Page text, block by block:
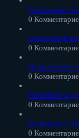
Системные
0
Одиночный
0
Открытый
0
Battlefield 5
0
Battlefield 1:
0